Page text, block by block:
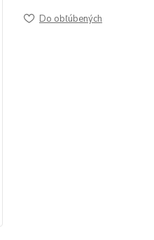
Do obľúbených